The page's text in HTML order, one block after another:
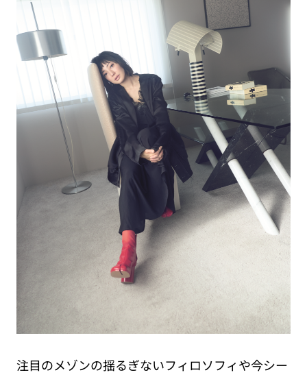
注目のメゾンの揺るぎないフィロソフィや今シー